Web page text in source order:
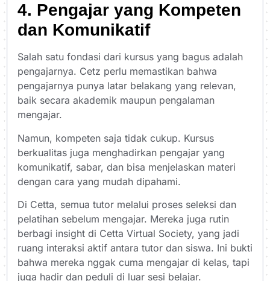
4. Pengajar yang Kompeten
dan Komunikatif
Salah satu fondasi dari kursus yang bagus adalah
pengajarnya. Cetz perlu memastikan bahwa
pengajarnya punya latar belakang yang relevan,
baik secara akademik maupun pengalaman
mengajar.
Namun, kompeten saja tidak cukup. Kursus
berkualitas juga menghadirkan pengajar yang
komunikatif, sabar, dan bisa menjelaskan materi
dengan cara yang mudah dipahami.
Di Cetta, semua tutor melalui proses seleksi dan
pelatihan sebelum mengajar. Mereka juga rutin
berbagi insight di Cetta Virtual Society, yang jadi
ruang interaksi aktif antara tutor dan siswa. Ini bukti
bahwa mereka nggak cuma mengajar di kelas, tapi
juga hadir dan peduli di luar sesi belajar.